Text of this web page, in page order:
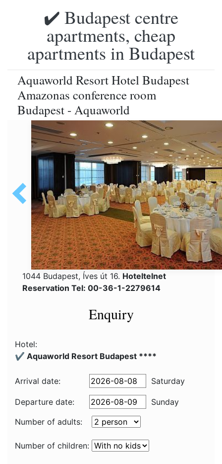
✔️ Budapest centre
apartments, cheap
apartments in Budapest
Aquaworld Resort Hotel Budapest
Amazonas conference room
Budapest - Aquaworld
1044 Budapest, Íves út 16. Hoteltelnet
Reservation Tel: 00-36-1-2279614
Enquiry
Hotel:
✔️ Aquaworld Resort Budapest ****
Arrival date: Saturday
Departure date:
Sunday
Number of adults:
Number of children: